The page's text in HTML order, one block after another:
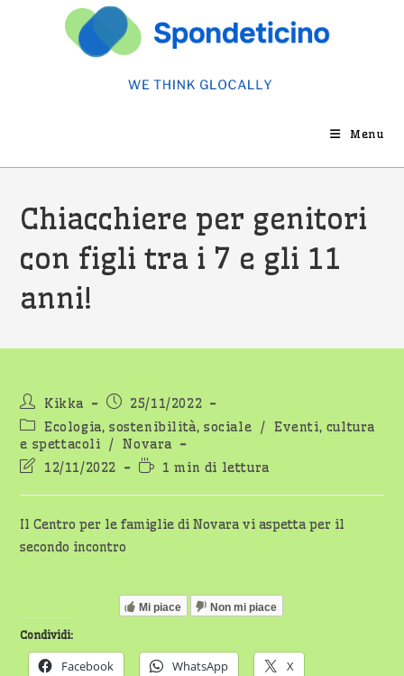
Menu
Chiacchiere per genitori
con figli tra i 7 e gli 11
anni!
Autore
dell'articolo:
Kikka
Articolo
pubblicato:
25/11/2022
Categoria
dell'articolo:
Ecologia, sostenibilità, sociale / Eventi, cultura
e spettacoli / Novara
Ultima
dell'articolo:
12/11/2022
Tempo
lettura:
1 min di lettura
Il Centro per le famiglie di Novara vi aspetta per il
secondo incontro
Mi piace Non mi piace
Condividi:
Facebook WhatsApp X